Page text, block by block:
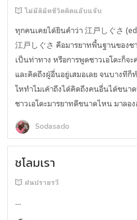
ไม่มีลิมิตชีวิตติดแอ๊บแจ๊บ
ทุกคนเคยได้ยินคำว่า 江戸しぐさ
江戸しぐさ คือมารยาทพื้นฐานของชา
เป็นท่าทาง หรือการพูดชาวเอโดะก็จะ
และคิดถึงผู้อื่นอยู่เสมอเลย จนบางทีก็
โหทำไมเค้าถึงได้คิดถึงคนอื่นได้ขนา
ชาวเอโดะมารยาทดีขนาดไหน มาลอ
Sodasado
ชโลมเรา
ฝนปรายรวี
...